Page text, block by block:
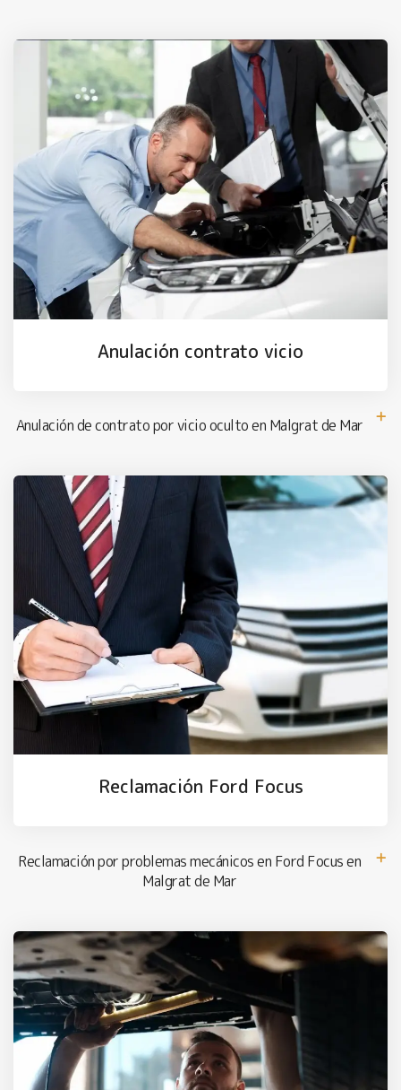
Anulación contrato vicio
Anulación de contrato por vicio oculto en Malgrat de Mar
Reclamación Ford Focus
Reclamación por problemas mecánicos en Ford Focus en
Malgrat de Mar